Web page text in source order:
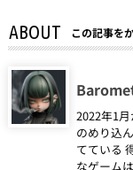
ABOUT この記事を
2022年1
のめり込
てている
なゲーム